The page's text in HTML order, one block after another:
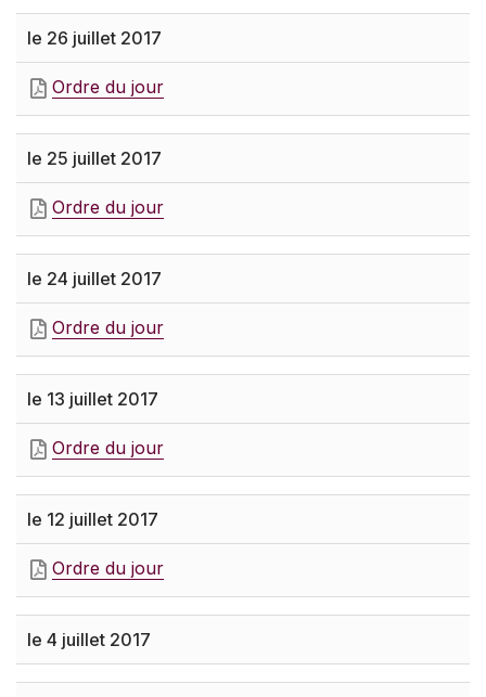
le 26 juillet 2017
Ordre du jour
le 25 juillet 2017
Ordre du jour
le 24 juillet 2017
Ordre du jour
le 13 juillet 2017
Ordre du jour
le 12 juillet 2017
Ordre du jour
le 4 juillet 2017